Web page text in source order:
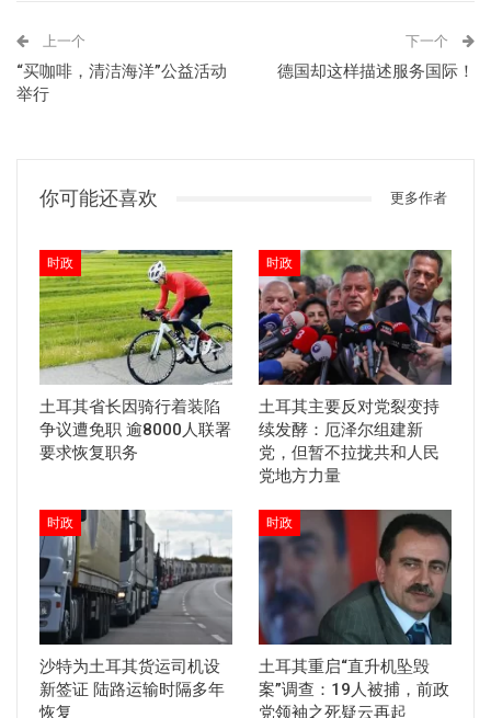
上一个
“买咖啡，清洁海洋”公益活动
举行
下一个
德国却这样描述服务国际！
你可能还喜欢 更多作者
时政
土耳其省长因骑行着装陷
争议遭免职 逾8000人联署
要求恢复职务
时政
土耳其主要反对党裂变持
续发酵：厄泽尔组建新
党，但暂不拉拢共和人民
党地方力量
时政
沙特为土耳其货运司机设
新签证 陆路运输时隔多年
恢复
时政
土耳其重启“直升机坠毁
案”调查：19人被捕，前政
党领袖之死疑云再起